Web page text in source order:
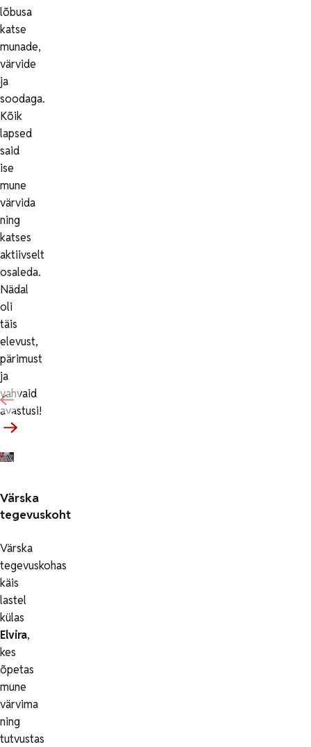
lõbusa
katse
munade,
värvide
ja
soodaga.
Kõik
lapsed
said
ise
mune
värvida
ning
katses
aktiivselt
osaleda.
Nädal
oli
täis
elevust,
pärimust
ja
vahvaid
avastusi!
Värska
tegevuskoht
Värska
tegevuskohas
käis
lastel
külas
Elvira,
kes
õpetas
mune
värvima
ning
tutvustas